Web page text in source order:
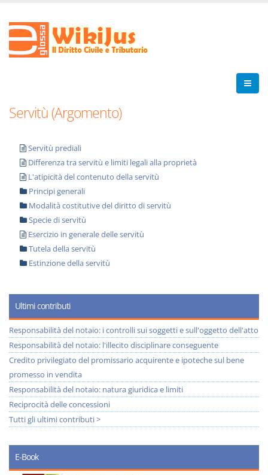
Servitù (Argomento)
Servitù prediali
Differenza tra servitù e limiti legali alla proprietà
L'atipicità del contenuto della servitù
Principi generali
Modalità costitutive del diritto di servitù
Specie di servitù
Esercizio in generale delle servitù
Tutela della servitù
Estinzione della servitù
Ultimi contributi
Responsabilità del notaio: i controlli sui soggetti e sull'oggetto dell'atto
Responsabilità del notaio: l'illecito disciplinare conseguente
Credito privilegiato del promissario acquirente e ipoteche sul bene
promesso in vendita
Responsabilità del notaio: natura giuridica e limiti
Reciprocità delle concessioni
Tutti gli ultimi contributi >
E-Book